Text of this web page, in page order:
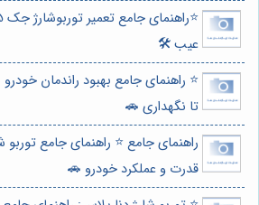
عیب 🛠️
⭐️ راهنمای جامع بهبود راندمان خودرو
تا نگهداری 🚗
قدرت و عملکرد خودرو 🚗